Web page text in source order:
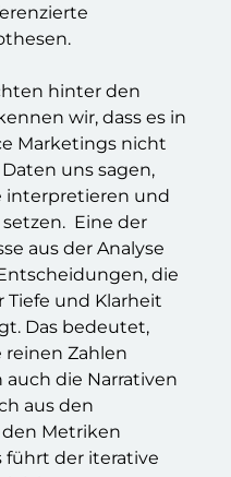
hinter den
wir, dass es in
Marketings nicht
uns sagen,
interpretieren und
Eine der
aus der Analyse
die
und Klarheit
Das bedeutet,
reinen Zahlen
die Narrativen
aus den
Metriken
führt der iterative